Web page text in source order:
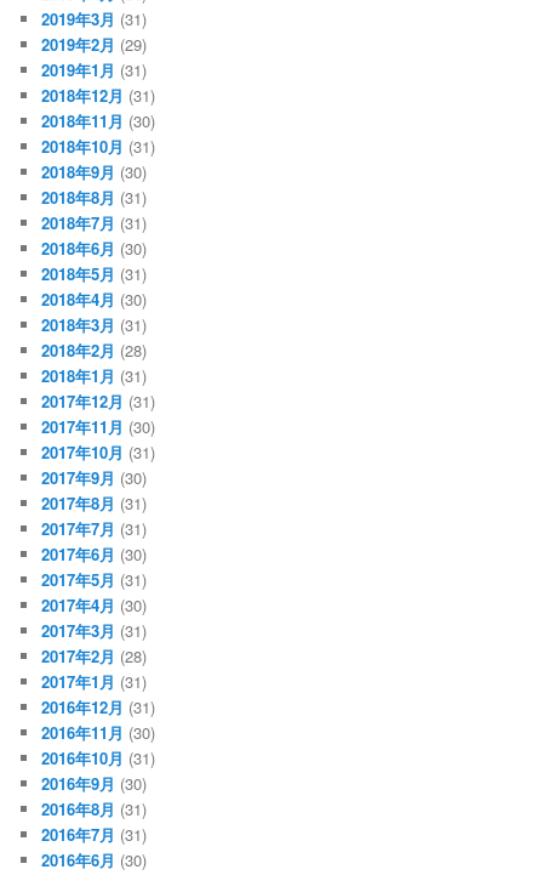
2019年3月 (31)
2019年2月 (29)
2019年1月 (31)
2018年12月 (31)
2018年11月 (30)
2018年10月 (31)
2018年9月 (30)
2018年8月 (31)
2018年7月 (31)
2018年6月 (30)
2018年5月 (31)
2018年4月 (30)
2018年3月 (31)
2018年2月 (28)
2018年1月 (31)
2017年12月 (31)
2017年11月 (30)
2017年10月 (31)
2017年9月 (30)
2017年8月 (31)
2017年7月 (31)
2017年6月 (30)
2017年5月 (31)
2017年4月 (30)
2017年3月 (31)
2017年2月 (28)
2017年1月 (31)
2016年12月 (31)
2016年11月 (30)
2016年10月 (31)
2016年9月 (30)
2016年8月 (31)
2016年7月 (31)
2016年6月 (30)